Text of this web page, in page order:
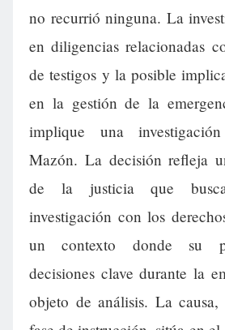
no recurrió ninguna. La
en diligencias relacionadas
de testigos y la posible
en la gestión de la
implique una
Mazón. La decisión refleja
de la justicia que
investigación con los
un contexto donde su
decisiones clave durante la
objeto de análisis. La